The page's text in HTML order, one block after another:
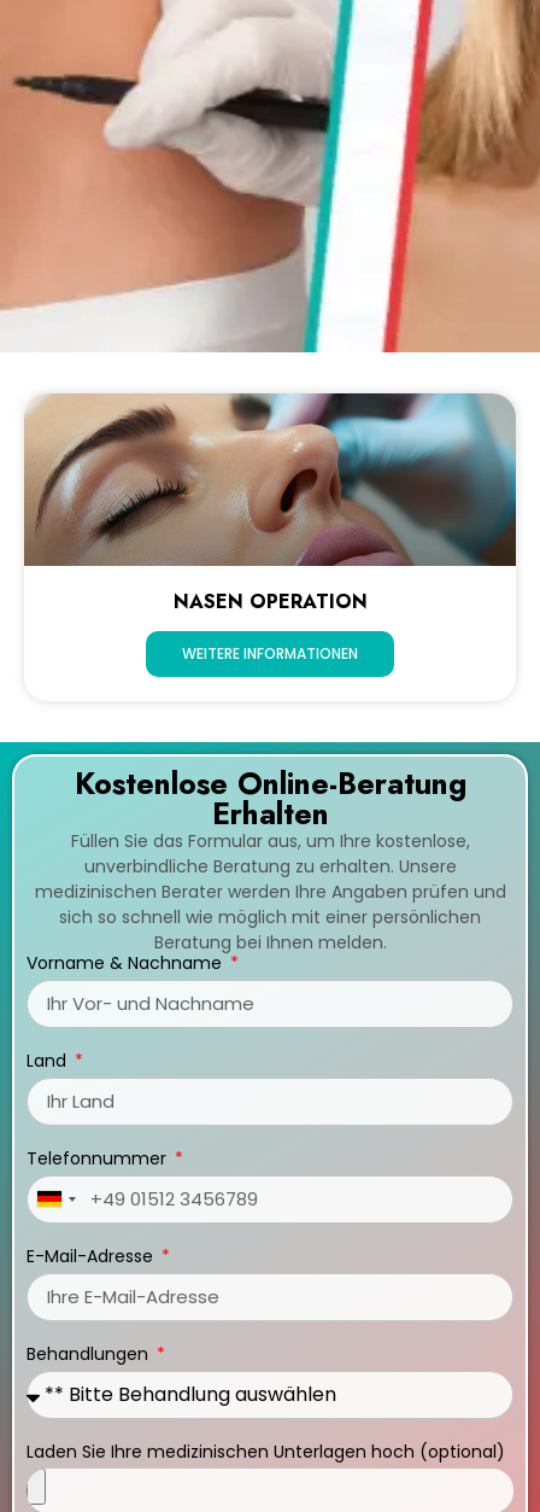
NASEN OPERATION
WEITERE INFORMATIONEN
Kostenlose Online-Beratung
Erhalten
Füllen Sie das Formular aus, um Ihre kostenlose,
unverbindliche Beratung zu erhalten. Unsere
medizinischen Berater werden Ihre Angaben prüfen und
sich so schnell wie möglich mit einer persönlichen
Beratung bei Ihnen melden.
Vorname & Nachname
Land
Telefonnummer
Germany
E-Mail-Adresse
Behandlungen
Laden Sie Ihre medizinischen Unterlagen hoch (optional)